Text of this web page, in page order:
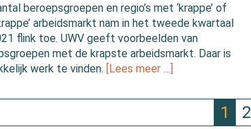
beroepsgroepen en regio’s met ‘krappe’ of
arbeidsmarkt nam in het tweede kwartaal
flink toe. UWV geeft voorbeelden van
met de krapste arbeidsmarkt. Daar is
werk te vinden. [Lees meer …]
1 2